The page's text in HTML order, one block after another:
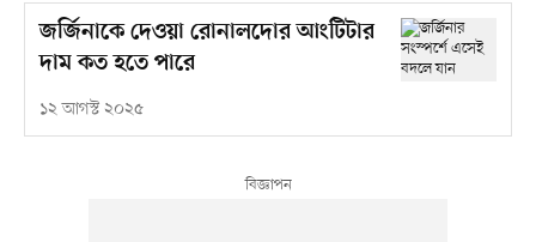
জর্জিনাকে দেওয়া রোনালদোর আংটিটার
দাম কত হতে পারে
১২ আগস্ট ২০২৫